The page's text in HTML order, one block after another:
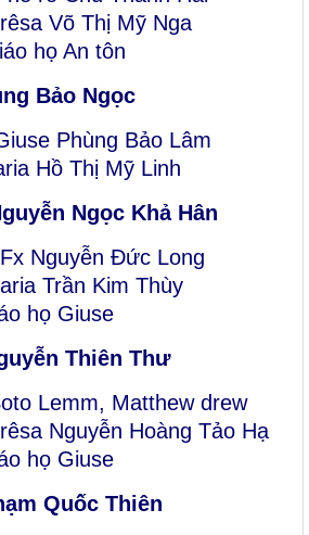
rêsa Võ Thị Mỹ Nga
họ An tôn
Bảo Ngọc
Phùng Bảo Lâm
Hồ Thị Mỹ Linh
Ngọc Khả Hân
Nguyễn Đức Long
Trần Kim Thùy
họ Giuse
Thiên Thư
Lemm, Matthew drew
rêsa Nguyễn Hoàng Tảo Hạ
họ Giuse
Quốc Thiên